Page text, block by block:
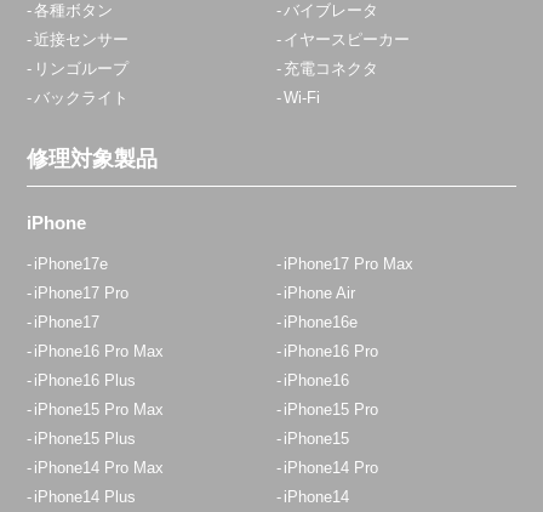
各種ボタン
バイブレータ
近接センサー
イヤースピーカー
リンゴループ
充電コネクタ
バックライト
Wi-Fi
修理対象製品
iPhone
iPhone17e
iPhone17 Pro Max
iPhone17 Pro
iPhone Air
iPhone17
iPhone16e
iPhone16 Pro Max
iPhone16 Pro
iPhone16 Plus
iPhone16
iPhone15 Pro Max
iPhone15 Pro
iPhone15 Plus
iPhone15
iPhone14 Pro Max
iPhone14 Pro
iPhone14 Plus
iPhone14